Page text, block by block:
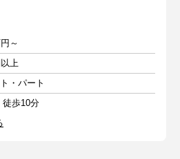
～
上
・パート
徒歩10分